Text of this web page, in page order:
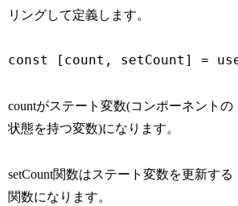
リングして定義します。
const [count, setCount] =
countがステート変数(コンポーネントの
状態を持つ変数)になります。
setCount関数はステート変数を更新する
関数になります。